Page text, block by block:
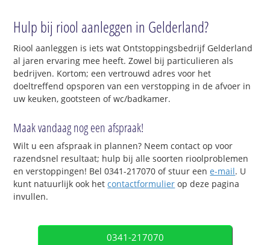
Hulp bij riool aanleggen in Gelderland?
Riool aanleggen is iets wat Ontstoppingsbedrijf Gelderland
al jaren ervaring mee heeft. Zowel bij particulieren als
bedrijven. Kortom; een vertrouwd adres voor het
doeltreffend opsporen van een verstopping in de afvoer in
uw keuken, gootsteen of wc/badkamer.
Maak vandaag nog een afspraak!
Wilt u een afspraak in plannen? Neem contact op voor
razendsnel resultaat; hulp bij alle soorten rioolproblemen
en verstoppingen! Bel 0341-217070 of stuur eene-mail. U
kunt natuurlijk ook hetcontactformulier op deze pagina
invullen.
0341-217070